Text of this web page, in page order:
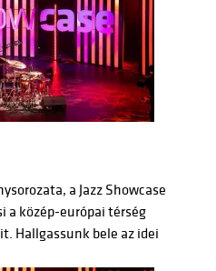
a Jazz Showcase
a közép-európai térség
Hallgassunk bele az idei